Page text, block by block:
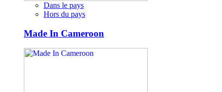
Dans le pays
Hors du pays
Made In Cameroon